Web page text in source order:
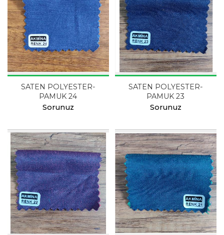
SATEN POLYESTER-
PAMUK 24
Sorunuz
SATEN POLYESTER-
PAMUK 23
Sorunuz